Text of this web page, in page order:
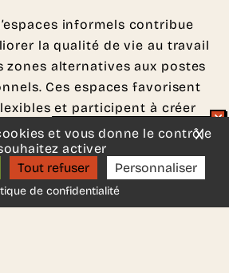
informels contribue
la qualité de vie au travail
zones alternatives aux postes
Ces espaces favorisent
et participent à créer
professionnels plus
attractifs.
en aménagement de
nous accompagnons les
Un projet d’aménagement ?
ON S’APPELLE ?
et vous donne le contrôle
activer
Tout refuser Personnaliser
de confidentialité
X